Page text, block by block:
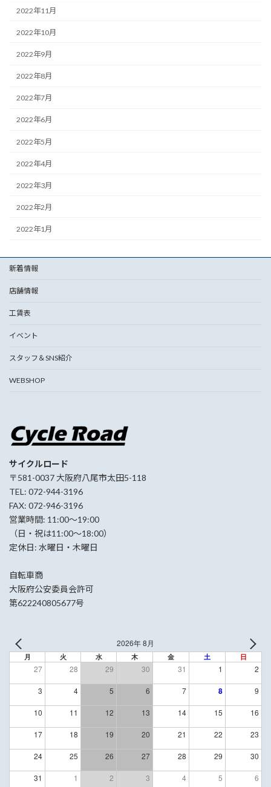
2022年11月
2022年10月
2022年9月
2022年8月
2022年7月
2022年6月
2022年5月
2022年4月
2022年3月
2022年2月
2022年1月
新着情報
店舗情報
工賃表
イベント
スタッフ＆SNS紹介
WEBSHOP
サイクルロード
〒581-0037 大阪府八尾市太田5-118
TEL: 072-944-3196
FAX: 072-946-3196
営業時間: 11:00〜19:00
（日・祝は11:00〜18:00）
定休日: 水曜日・木曜日
自転車商
大阪府公安委員会許可
第622240805677号
2026年 8月
月 火 水 木 金 土 日
27 28 29 30 31 1 2
3 4 5 6 7 8 9
10 11 12 13 14 15 16
17 18 19 20 21 22 23
24 25 26 27 28 29 30
31 1 2 3 4 5 6